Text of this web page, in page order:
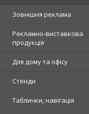
Зовнішня реклама
Рекламно-виставкова
продукція
Для дому та офісу
Стенди
Таблички, навігація